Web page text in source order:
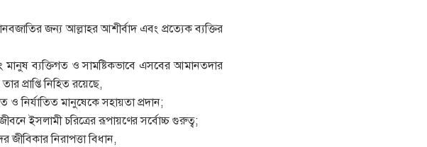
জন্য আল্লাহর আশীর্বাদ এবং প্রত্যেক ব্যক্তির
ব্যক্তিগত ও সামষ্টিকভাবে এসবের আমানতদার
প্রাপ্তি নিহিত রয়েছে,
ও নির্যাতিত মানুষেকে সহায়তা প্রদান;
ইসলামী চরিত্রের রূপায়ণের সর্বোচ্চ গুরুত্ব;
নিরাপত্তা বিধান,